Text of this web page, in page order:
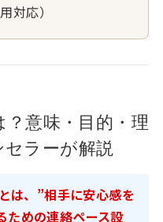
対応）
意味・目的・理
ラーが解説
は、”相手に安心感を
ための連絡ペース設